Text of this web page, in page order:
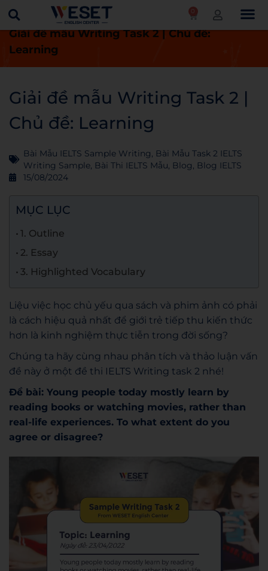
0
Trang chủ Blog
Bài thi IELTS mẫu
Giải đề mẫu Writing Task 2 | Chủ đề:
Learning
Giải đề mẫu Writing Task 2 |
Chủ đề: Learning
Bài Mẫu IELTS Sample Writing, Bài Mẫu Task 2 IELTS
Writing Sample, Bài Thi IELTS Mẫu, Blog, Blog IELTS
15/08/2024
MỤC LỤC
1. Outline
2. Essay
3. Highlighted Vocabulary
Liệu việc học chủ yếu qua sách và phim ảnh có phải
là cách hiệu quả nhất để giới trẻ tiếp thu kiến thức
hơn là kinh nghiệm thực tiễn trong đời sống?
Chúng ta hãy cùng nhau phân tích và thảo luận vấn
đề này ở một đề thi IELTS Writing task 2 nhé!
Đề bài: Young people today mostly learn by
reading books or watching movies, rather than
real-life experiences. To what extent do you
agree or disagree?